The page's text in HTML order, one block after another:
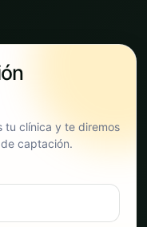
tu clínica y te diremos
captación.